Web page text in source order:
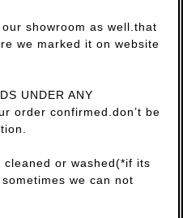
showroom as well.that
we marked it on website
UNDER ANY
order confirmed.don’t be
or washed(*if its
we can not